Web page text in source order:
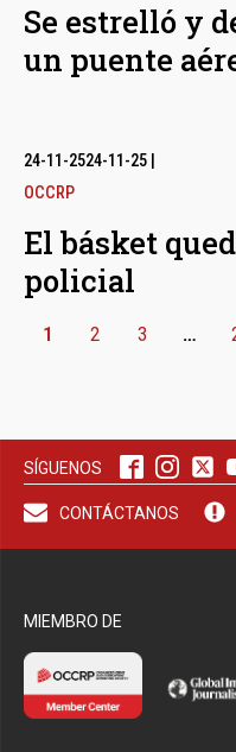
Se estrelló y
un puente
24-11-2524-11-25
OCCRP
El básket
policial
1 2 3 …
SÍGUENOS
CONTÁCTANOS
MIEMBRO DE